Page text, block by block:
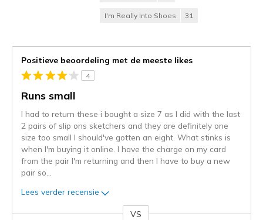
I'm Really Into Shoes 31
Positieve beoordeling met de meeste likes
4
Runs small
I had to return these i bought a size 7 as I did with the last
2 pairs of slip ons sketchers and they are definitely one
size too small I should've gotten an eight. What stinks is
when I'm buying it online. I have the charge on my card
from the pair I'm returning and then I have to buy a new
pair so
Lees verder recensie
VS